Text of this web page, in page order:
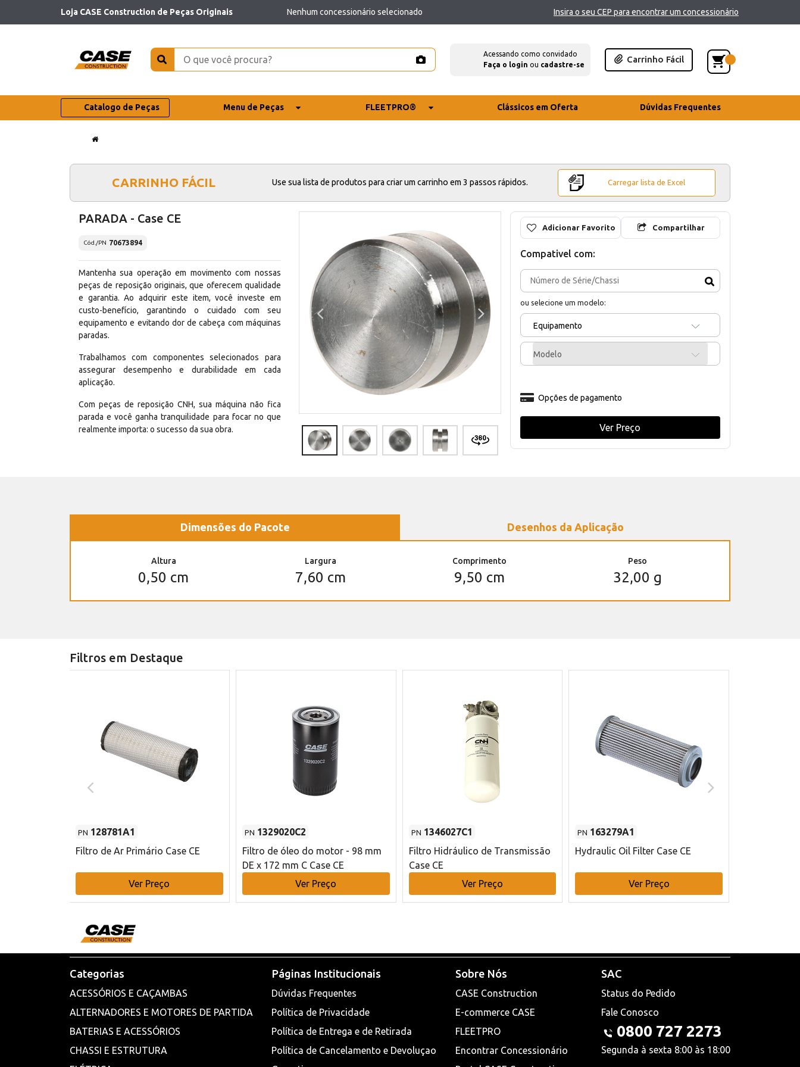
Loja CASE Construction de Peças Originais Nenhum concessionário selecionado Insira o seu CEP para encontrar um concessionário
Acessando como convidado
Faça o login ou cadastre-se
Carrinho Fácil
Catalogo de Peças Menu de Peças FLEETPRO® Clássicos em Oferta Dúvidas Frequentes
CARRINHO FÁCIL Use sua lista de produtos para criar um carrinho em 3 passos rápidos. Carregar lista de Excel
PARADA - Case CE
Cód./PN 70673894
Mantenha sua operação em movimento com nossas
peças de reposição originais, que oferecem qualidade
e garantia. Ao adquirir este item, você investe em
custo-benefício, garantindo o cuidado com seu
equipamento e evitando dor de cabeça com máquinas
paradas.
Trabalhamos com componentes selecionados para
assegurar desempenho e durabilidade em cada
aplicação.
Com peças de reposição CNH, sua máquina não fica
parada e você ganha tranquilidade para focar no que
realmente importa: o sucesso da sua obra.
Adicionar Favorito Compartilhar
Compativel com:
ou selecione um modelo:
Equipamento
Modelo
Opções de pagamento
Ver Preço
Dimensões do Pacote Desenhos da Aplicação
Altura
0,50 cm
Largura
7,60 cm
Comprimento
9,50 cm
Peso
32,00 g
Filtros em Destaque
PN 128781A1
Filtro de Ar Primário Case CE
Ver Preço
PN 1329020C2
Filtro de óleo do motor - 98 mm
DE x 172 mm C Case CE
Ver Preço
PN 1346027C1
Filtro Hidráulico de Transmissão
Case CE
Ver Preço
PN 163279A1
Hydraulic Oil Filter Case CE
Ver Preço
Categorias
ACESSÓRIOS E CAÇAMBAS
ALTERNADORES E MOTORES DE PARTIDA
BATERIAS E ACESSÓRIOS
CHASSI E ESTRUTURA
Páginas Institucionais
Dúvidas Frequentes
Política de Privacidade
Política de Entrega e de Retirada
Política de Cancelamento e Devoluçao
Sobre Nós
CASE Construction
E-commerce CASE
FLEETPRO
Encontrar Concessionário
SAC
Status do Pedido
Fale Conosco
0800 727 2273
Segunda à sexta 8:00 às 18:00